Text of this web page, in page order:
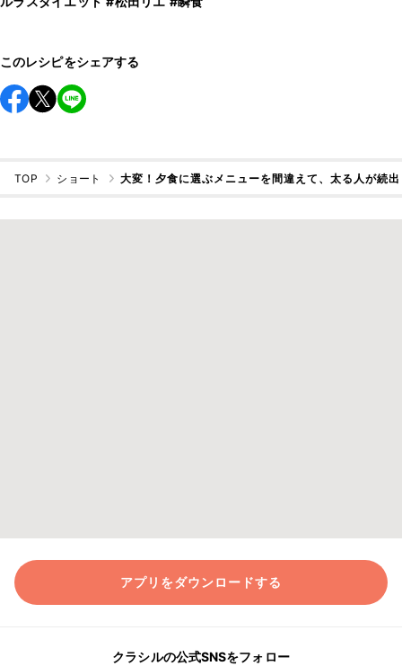
このレシピをシェアする
TOP ショート 大変！夕食に選ぶメニューを間違えて、太る人が続
アプリをダウンロードする
クラシルの公式SNSをフォロー